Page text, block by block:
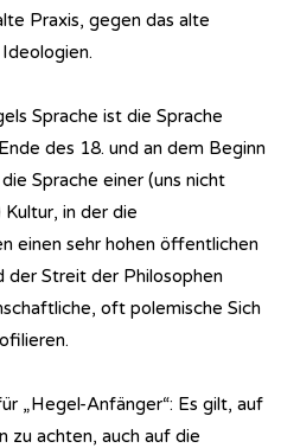
Praxis, gegen das alte
Sprache ist die Sprache
des 18. und an dem Beginn
Sprache einer (uns nicht
in der die
einen sehr hohen öffentlichen
Streit der Philosophen
oft polemische Sich
„Hegel-Anfänger“: Es gilt, auf
zu achten, auch auf die